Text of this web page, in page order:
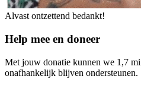
Alvast ontzettend bedankt!
Help mee en doneer
Met jouw donatie kunnen we 1,7
onafhankelijk blijven ondersteunen.